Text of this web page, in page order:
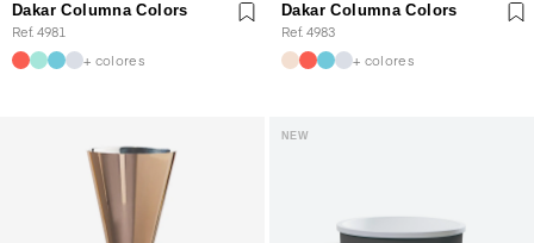
Dakar Columna Colors
Ref. 4981
+ colores
Dakar Columna Colors
Ref. 4983
+ colores
NEW